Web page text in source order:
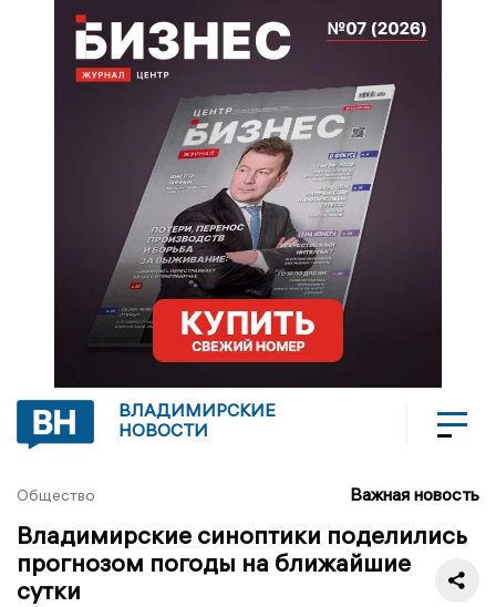
ВЛАДИМИРСКИЕ
НОВОСТИ
Общество Важная новость
Владимирские синоптики поделились
прогнозом погоды на ближайшие
сутки